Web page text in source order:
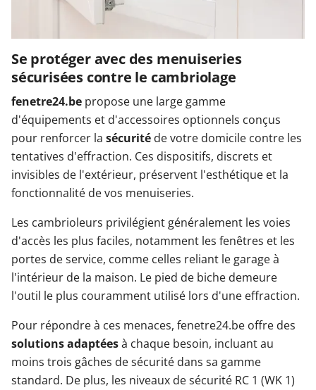
Se protéger avec des menuiseries
sécurisées contre le cambriolage
fenetre24.be propose une large gamme
d'équipements et d'accessoires optionnels conçus
pour renforcer la sécurité de votre domicile contre les
tentatives d'effraction. Ces dispositifs, discrets et
invisibles de l'extérieur, préservent l'esthétique et la
fonctionnalité de vos menuiseries.
Les cambrioleurs privilégient généralement les voies
d'accès les plus faciles, notamment les fenêtres et les
portes de service, comme celles reliant le garage à
l'intérieur de la maison. Le pied de biche demeure
l'outil le plus couramment utilisé lors d'une effraction.
Pour répondre à ces menaces, fenetre24.be offre des
solutions adaptéesà chaque besoin, incluant au
moins trois gâches de sécurité dans sa gamme
standard. De plus, les niveaux de sécurité RC 1 (WK 1)